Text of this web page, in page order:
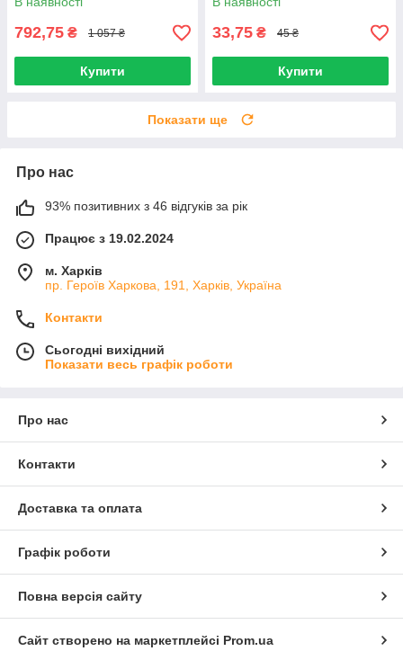
792,75 ₴ 1 057 ₴
Купити
33,75 ₴ 45 ₴
Купити
Показати ще
Про нас
93% позитивних з 46 відгуків за рік
Працює з 19.02.2024
м. Харків
пр. Героїв Харкова, 191, Харків, Україна
Контакти
Сьогодні вихідний
Показати весь графік роботи
Про нас
Контакти
Доставка та оплата
Графік роботи
Повна версія сайту
Сайт створено на маркетплейсі Prom.ua